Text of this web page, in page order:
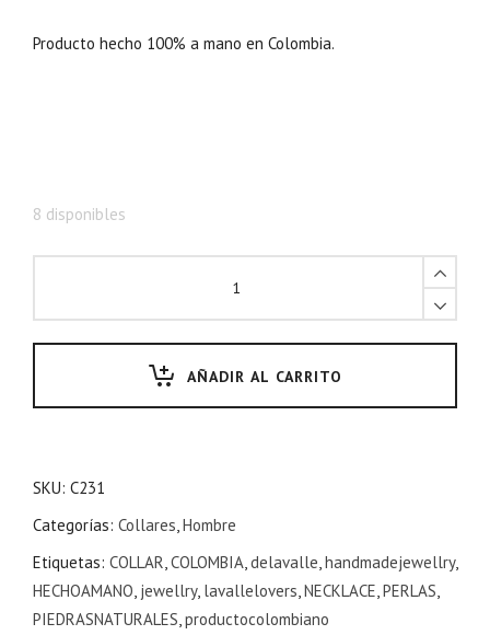
Producto hecho 100% a mano en Colombia.
8 disponibles
AÑADIR AL CARRITO
SKU: C231
Categorías: Collares,Hombre
Etiquetas: COLLAR,COLOMBIA,delavalle,handmadejewellry,
HECHOAMANO, jewellry, lavallelovers,NECKLACE,PERLAS,
PIEDRASNATURALES,productocolombiano